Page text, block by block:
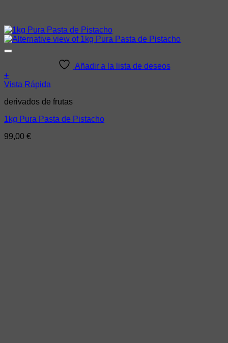
Añadir a la lista de deseos
+
Vista Rápida
derivados de frutas
1kg Pura Pasta de Pistacho
99,00 €